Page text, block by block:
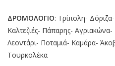
ΔΡΟΜΟΛΟΓΙΟ: Τρίπολη-
Καλτεζιές- Πάπαρης- Αγριακώνα-
Λεοντάρι- Ποταμιά- Καμάρα-
Τουρκολέκα